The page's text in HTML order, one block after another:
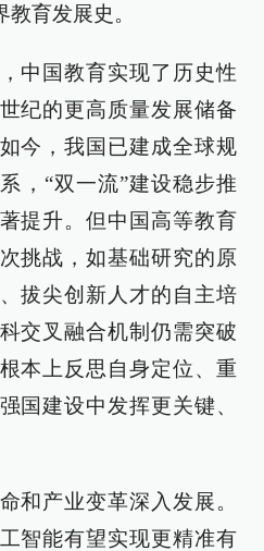
育发展史。
中国教育实现了历史性
纪的更高质量发展储备
今，我国已建成全球规
，“双一流”建设稳步推
提升。但中国高等教育
挑战，如基础研究的原
拔尖创新人才的自主培
交叉融合机制仍需突破
本上反思自身定位、重
国建设中发挥更关键、
和产业变革深入发展。
智能有望实现更精准有